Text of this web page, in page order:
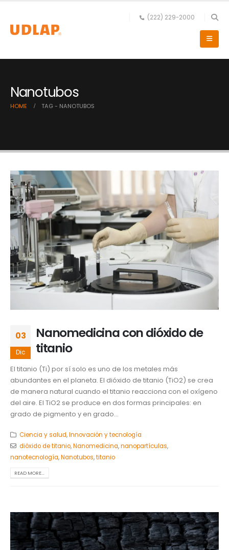
(222) 229-2000
Nanotubos
HOME TAG - NANOTUBOS
03
Dic
Nanomedicina con dióxido de
titanio
El titanio (Ti) por sí solo es uno de los metales más
abundantes en el planeta. El dióxido de titanio (TiO2) se crea
de manera natural cuando el titanio reacciona con el oxígeno
del aire. El TiO2 se produce en dos formas principales: en
grado de pigmento y en grado...
Ciencia y salud,Innovación y tecnología
dióxido de titanio,Nanomedicina,nanopartículas,
nanotecnología,Nanotubos,titanio
READ MORE...